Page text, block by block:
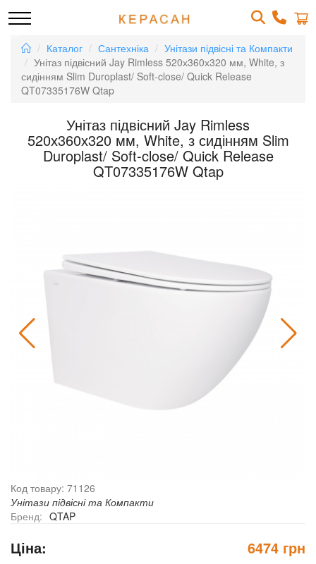
Каталог Сантехніка
Унітази підвісні та Компакти
Унітаз підвісний Jay Rimless 520х360х320 мм, White, з
сидінням Slim Duroplast/ Soft-close/ Quick Release
QT07335176W Qtap
Унітаз підвісний Jay Rimless
520х360х320 мм, White, з сидінням Slim
Duroplast/ Soft-close/ Quick Release
QT07335176W Qtap
Код товару: 71126
Унітази підвісні та Компакти
Бренд: QTAP
Ціна: 6474 грн